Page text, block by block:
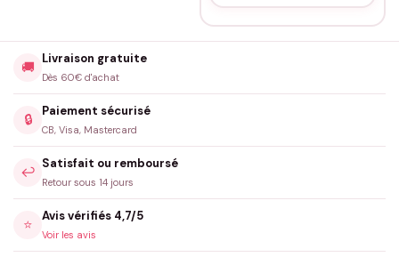
🚚
Livraison gratuite
Dès 60€ d'achat
🔒
Paiement sécurisé
CB, Visa, Mastercard
↩️
Satisfait ou remboursé
Retour sous 14 jours
⭐
Avis vérifiés 4,7/5
Voir les avis